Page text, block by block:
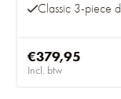
Classic 3-piece
€379,95
Incl. btw